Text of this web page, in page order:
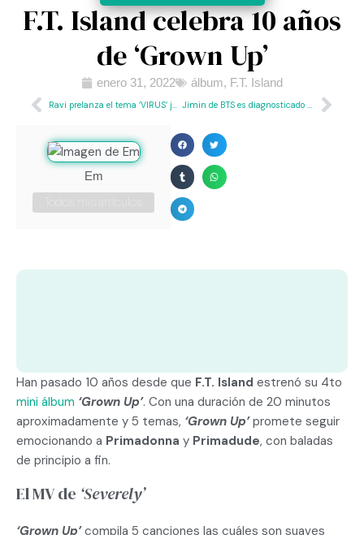
F.T. Island celebra 10 años
de ‘Grown Up’
enero 31, 2022 álbum, F.T. Island
Ravi prelanza el tema ‘VIRUS’ junto a JUSTHIS Jimin de BTS es diagnosticado con COVID-19 y apendicitis
Em
Han pasado 10 años desde que F.T. Island estrenó su 4to
mini álbum ‘Grown Up’. Con una duración de 20 minutos
aproximadamente y 5 temas, ‘Grown Up’promete seguir
emocionando a Primadonna y Primadude, con baladas
de principio a fin.
El MV de ‘Severely’
‘Grown Up’compila 5 canciones las cuáles son suaves